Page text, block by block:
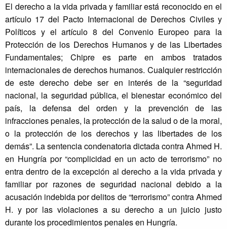
El derecho a la vida privada y familiar está reconocido en el
artículo 17 del Pacto Internacional de Derechos Civiles y
Políticos y el artículo 8 del Convenio Europeo para la
Protección de los Derechos Humanos y de las Libertades
Fundamentales; Chipre es parte en ambos tratados
internacionales de derechos humanos. Cualquier restricción
de este derecho debe ser en interés de la “seguridad
nacional, la seguridad pública, el bienestar económico del
país, la defensa del orden y la prevención de las
infracciones penales, la protección de la salud o de la moral,
o la protección de los derechos y las libertades de los
demás”. La sentencia condenatoria dictada contra Ahmed H.
en Hungría por “complicidad en un acto de terrorismo” no
entra dentro de la excepción al derecho a la vida privada y
familiar por razones de seguridad nacional debido a la
acusación indebida por delitos de “terrorismo” contra Ahmed
H. y por las violaciones a su derecho a un juicio justo
durante los procedimientos penales en Hungría.